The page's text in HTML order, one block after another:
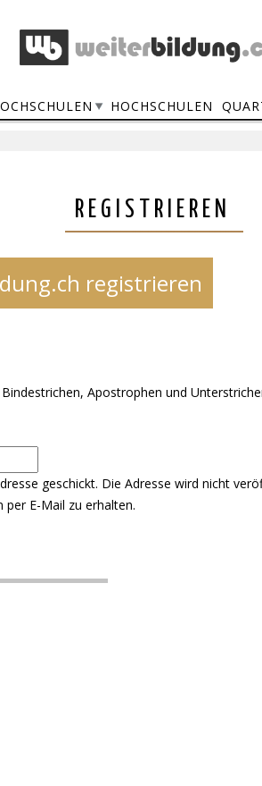
HOCHSCHULEN
REGISTRIEREN
registrieren
Apostrophen und
geschickt. Die Adresse wird nicht
E-Mail zu erhalten.